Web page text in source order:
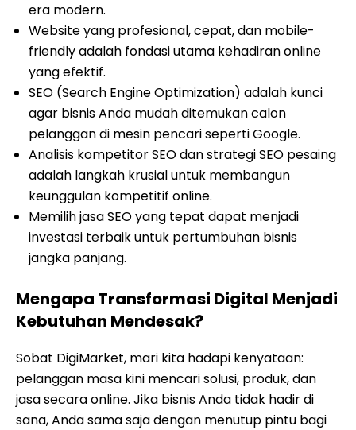
era modern.
Website yang profesional, cepat, dan mobile-
friendly adalah fondasi utama kehadiran online
yang efektif.
SEO (Search Engine Optimization) adalah kunci
agar bisnis Anda mudah ditemukan calon
pelanggan di mesin pencari seperti Google.
Analisis kompetitor SEO dan strategi SEO pesaing
adalah langkah krusial untuk membangun
keunggulan kompetitif online.
Memilih jasa SEO yang tepat dapat menjadi
investasi terbaik untuk pertumbuhan bisnis
jangka panjang.
Mengapa Transformasi Digital Menjadi
Kebutuhan Mendesak?
Sobat DigiMarket, mari kita hadapi kenyataan:
pelanggan masa kini mencari solusi, produk, dan
jasa secara online. Jika bisnis Anda tidak hadir di
sana, Anda sama saja dengan menutup pintu bagi